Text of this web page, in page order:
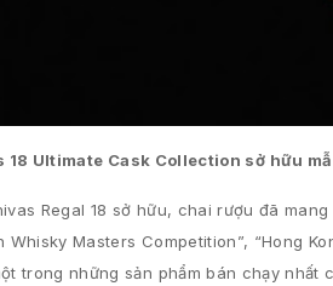
18 Ultimate Cask Collection sở hữu
Regal 18 sở hữu, chai rượu đã
Whisky Masters Competition”, “Hong
trong những sản phẩm bán chạy nhất